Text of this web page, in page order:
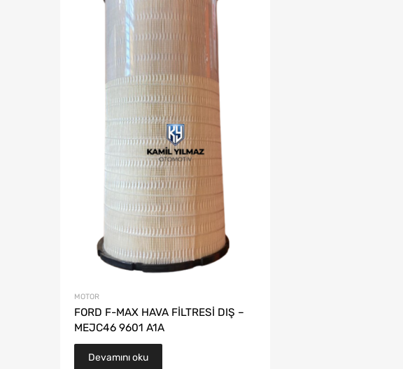
MOTOR
FORD F-MAX HAVA FİLTRESİ DIŞ –
MEJC46 9601 A1A
Devamını oku